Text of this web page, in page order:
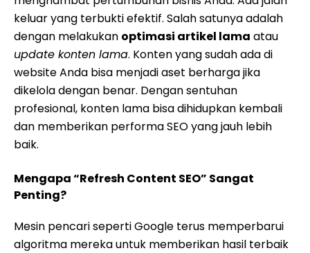
keluar yang terbukti efektif. Salah satunya adalah
dengan melakukan optimasi artikel lama atau
update konten lama. Konten yang sudah ada di
website Anda bisa menjadi aset berharga jika
dikelola dengan benar. Dengan sentuhan
profesional, konten lama bisa dihidupkan kembali
dan memberikan performa SEO yang jauh lebih
baik.
Mengapa “Refresh Content SEO” Sangat
Penting?
Mesin pencari seperti Google terus memperbarui
algoritma mereka untuk memberikan hasil terbaik